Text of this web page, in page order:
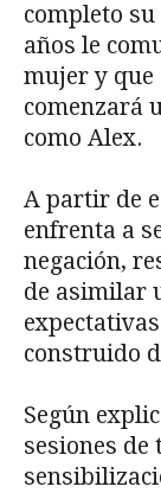
completo
años le
mujer y que
comenzará
como Alex.
A partir de
enfrenta a
negación,
de asimilar
construido
Según
sesiones de